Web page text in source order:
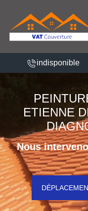
indisponible
ETIENNE
Nous